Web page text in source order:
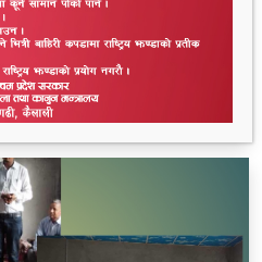
: संवैधानिक,
विश्लेषण